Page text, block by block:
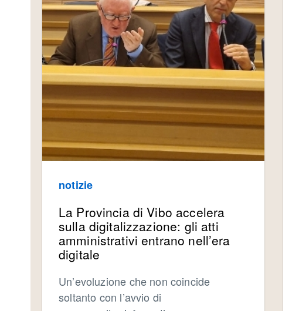
notizie
La Provincia di Vibo accelera
sulla digitalizzazione: gli atti
amministrativi entrano nell’era
digitale
Un’evoluzione che non coincide
soltanto con l’avvio di